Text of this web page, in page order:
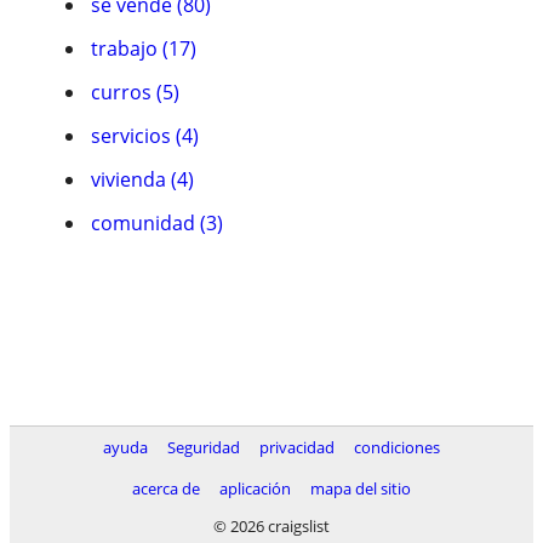
trabajo (17)
curros (5)
servicios (4)
vivienda (4)
comunidad (3)
ayuda Seguridad privacidad
condiciones
acerca de
aplicación
mapa del sitio
© 2026 craigslist